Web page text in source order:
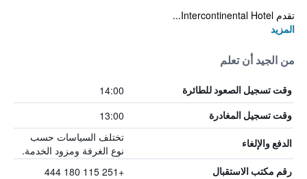
تقدم Intercontinental Hotel...
المزيد
من الجيد أن تعلم
وقت تسجيل الصعود للطائرة 14:00
وقت تسجيل المغادرة 13:00
الدفع والإلغاء
تختلف السياسات حسب
نوع الغرفة ومزود الخدمة.
رقم مكتب الاستقبال +251 115 180 444